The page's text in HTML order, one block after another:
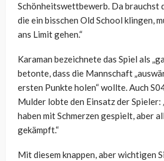
Schönheitswettbewerb. Da brauchst
die ein bisschen Old School klingen,
ans Limit gehen.“
Karaman bezeichnete das Spiel als
betonte, dass die Mannschaft
ersten Punkte holen“ wollte. Auch
Mulder lobte den Einsatz der Spieler:
haben mit Schmerzen gespielt, aber
gekämpft.“
Mit diesem knappen, aber wichtigen